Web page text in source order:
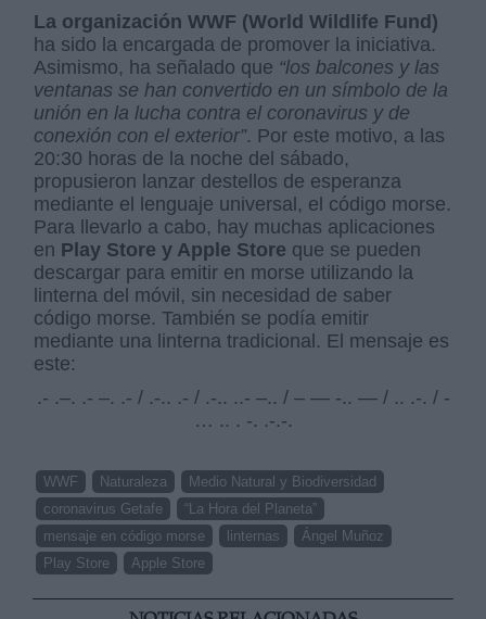
La organización WWF (World Wildlife Fund)
ha sido la encargada de promover la iniciativa.
Asimismo, ha señalado que “los balcones y las
ventanas se han convertido en un símbolo de la
unión en la lucha contra el coronavirus y de
conexión con el exterior”. Por este motivo, a las
20:30 horas de la noche del sábado,
propusieron lanzar destellos de esperanza
mediante el lenguaje universal, el código morse.
Para llevarlo a cabo, hay muchas aplicaciones
en Play Store y Apple Store que se pueden
descargar para emitir en morse utilizando la
linterna del móvil, sin necesidad de saber
código morse. También se podía emitir
mediante una linterna tradicional. El mensaje es
este:
.- .–. .- –. .- / .-.. .- / .-.. ..- –.. / – — -.. — / .. .-. / -
… .. . -. .-.-.
WWF Naturaleza
Medio Natural y Biodiversidad
coronavirus Getafe
“La Hora del Planeta”
mensaje en código morse
linternas
Ángel Muñoz
Play Store
Apple Store